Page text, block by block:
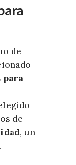
En
los
que
que se
cosas
de
para
de
, un